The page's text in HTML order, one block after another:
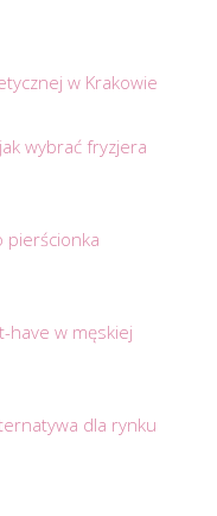
w Krakowie
wybrać fryzjera
pierścionka
w męskiej
dla rynku